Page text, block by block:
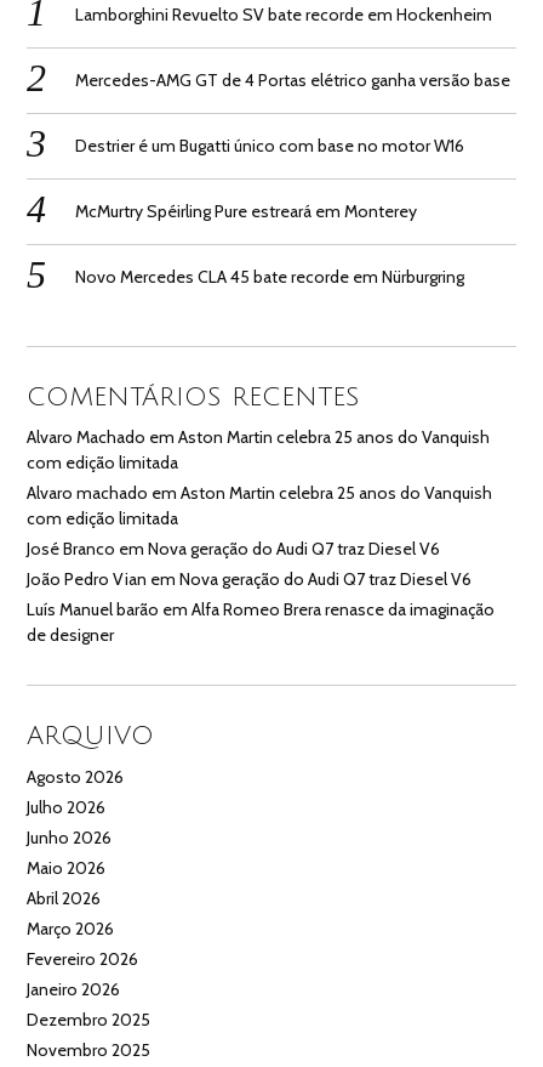
Lamborghini Revuelto SV bate recorde em Hockenheim
Mercedes-AMG GT de 4 Portas elétrico ganha versão base
Destrier é um Bugatti único com base no motor W16
McMurtry Spéirling Pure estreará em Monterey
Novo Mercedes CLA 45 bate recorde em Nürburgring
COMENTÁRIOS RECENTES
Alvaro Machado emAston Martin celebra 25 anos do Vanquish
com edição limitada
Alvaro machado emAston Martin celebra 25 anos do Vanquish
com edição limitada
José Branco emNova geração do Audi Q7 traz Diesel V6
João Pedro Vian emNova geração do Audi Q7 traz Diesel V6
Luís Manuel barão emAlfa Romeo Brera renasce da imaginação
de designer
ARQUIVO
Agosto 2026
Julho 2026
Junho 2026
Maio 2026
Abril 2026
Março 2026
Fevereiro 2026
Janeiro 2026
Dezembro 2025
Novembro 2025